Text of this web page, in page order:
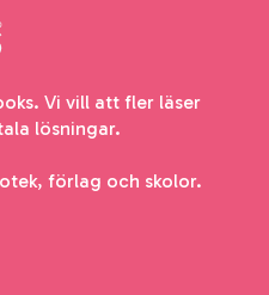
Vi vill att fler läser
lösningar.
förlag och skolor.